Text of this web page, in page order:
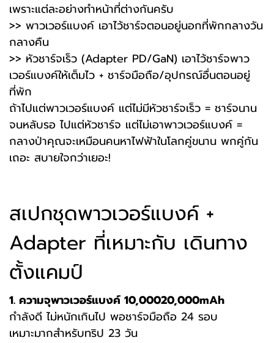
เพราะแต่ละอย่างทำหน้าที่ต่างกันครับ
>> พาวเวอร์แบงค์ เอาไว้ชาร์จตอนอยู่นอกที่พักกลางวัน
กลางคืน
>> หัวชาร์จเร็ว (Adapter PD/GaN) เอาไว้ชาร์จพาว
เวอร์แบงค์ให้เต็มไว + ชาร์จมือถือ/อุปกรณ์อื่นตอนอยู่
ที่พัก
ถ้าไปแต่พาวเวอร์แบงค์ แต่ไม่มีหัวชาร์จเร็ว = ชาร์จนาน
จนหลับรอ ไปแต่หัวชาร์จ แต่ไม่เอาพาวเวอร์แบงค์ =
กลางป่าคุณจะเหมือนคนหาไฟฟ้าในโลกคู่ขนาน พกคู่กัน
เถอะ สบายใจกว่าเยอะ!
สเปกชุดพาวเวอร์แบงค์ +
Adapter ที่เหมาะกับ เดินทาง
ตั้งแคมป์
1. ความจุพาวเวอร์แบงค์ 10,00020,000mAh
กำลังดี ไม่หนักเกินไป พอชาร์จมือถือ 24 รอบ
เหมาะมากสำหรับทริป 23 วัน